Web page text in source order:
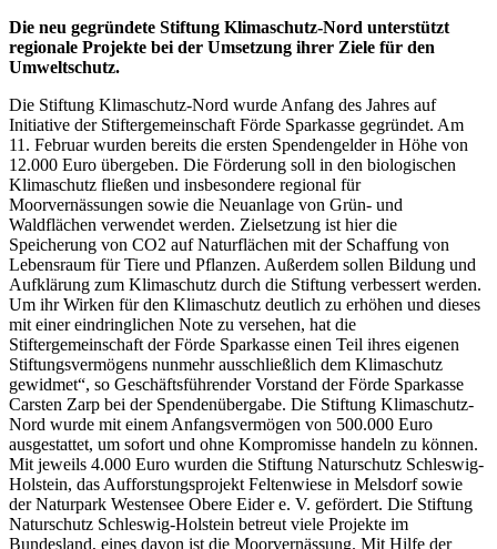
Die neu gegründete Stiftung Klimaschutz-Nord unterstützt
regionale Projekte bei der Umsetzung ihrer Ziele für den
Umweltschutz.
Die Stiftung Klimaschutz-Nord wurde Anfang des Jahres auf
Initiative der Stiftergemeinschaft Förde Sparkasse gegründet. Am
11. Februar wurden bereits die ersten Spendengelder in Höhe von
12.000 Euro übergeben. Die Förderung soll in den biologischen
Klimaschutz fließen und insbesondere regional für
Moorvernässungen sowie die Neuanlage von Grün- und
Waldflächen verwendet werden. Zielsetzung ist hier die
Speicherung von CO2 auf Naturflächen mit der Schaffung von
Lebensraum für Tiere und Pflanzen. Außerdem sollen Bildung und
Aufklärung zum Klimaschutz durch die Stiftung verbessert werden.
Um ihr Wirken für den Klimaschutz deutlich zu erhöhen und dieses
mit einer eindringlichen Note zu versehen, hat die
Stiftergemeinschaft der Förde Sparkasse einen Teil ihres eigenen
Stiftungsvermögens nunmehr ausschließlich dem Klimaschutz
gewidmet“, so Geschäftsführender Vorstand der Förde Sparkasse
Carsten Zarp bei der Spendenübergabe. Die Stiftung Klimaschutz-
Nord wurde mit einem Anfangsvermögen von 500.000 Euro
ausgestattet, um sofort und ohne Kompromisse handeln zu können.
Mit jeweils 4.000 Euro wurden die Stiftung Naturschutz Schleswig-
Holstein, das Aufforstungsprojekt Feltenwiese in Melsdorf sowie
der Naturpark Westensee Obere Eider e. V. gefördert. Die Stiftung
Naturschutz Schleswig-Holstein betreut viele Projekte im
Bundesland, eines davon ist die Moorvernässung. Mit Hilfe der